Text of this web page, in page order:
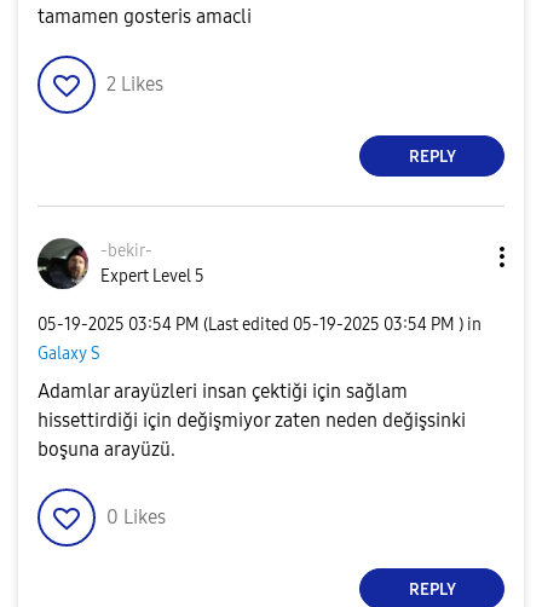
tamamen gosteris amacli
2 Likes
REPLY
-bekir-
Expert Level 5
‎05-19-2025 03:54 PM (Last edited ‎05-19-2025 03:54 PM ) in
Galaxy S
Adamlar arayüzleri insan çektiği için sağlam
hissettirdiği için değişmiyor zaten neden değişsinki
boşuna arayüzü.
0 Likes
REPLY